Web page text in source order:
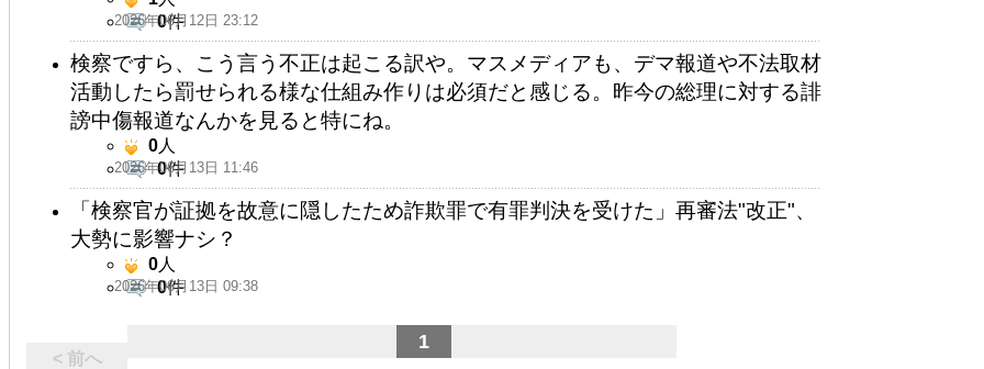
2026年06月12日 23:12
0件
検察ですら、こう言う不正は起こる訳や。マスメディアも、デマ報道や不法取材
活動したら罰せられる様な仕組み作りは必須だと感じる。昨今の総理に対する誹
謗中傷報道なんかを見ると特にね。
2026年06月13日 11:46
0人
0件
「検察官が証拠を故意に隠したため詐欺罪で有罪判決を受けた」再審法"改正"、
大勢に影響ナシ？
2026年06月13日 09:38
0人
0件
< 前へ
1